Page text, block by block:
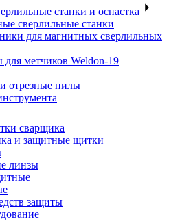
станки и оснастка
сверлильные станки
для магнитных сверлильных
метчиков Weldon-19
отрезные пилы
сварщика
и защитные щитки
линзы
защиты